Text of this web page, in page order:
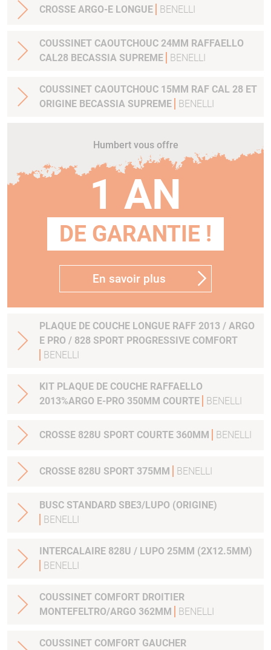
CROSSE ARGO-E LONGUE BENELLI
COUSSINET CAOUTCHOUC 24MM RAFFAELLO
CAL28 BECASSIA SUPREME
BENELLI
COUSSINET CAOUTCHOUC 15MM RAF CAL 28 ET
ORIGINE BECASSIA SUPREME
BENELLI
Humbert vous offre
1 AN
DE GARANTIE !
En savoir plus
PLAQUE DE COUCHE LONGUE RAFF 2013 / ARGO
E PRO / 828 SPORT PROGRESSIVE COMFORT
BENELLI
KIT PLAQUE DE COUCHE RAFFAELLO
2013%ARGO E-PRO 350MM COURTE
BENELLI
CROSSE 828U SPORT COURTE 360MM BENELLI
CROSSE 828U SPORT 375MM BENELLI
BUSC STANDARD SBE3/LUPO (ORIGINE)
BENELLI
INTERCALAIRE 828U / LUPO 25MM (2X12.5MM)
BENELLI
COUSSINET COMFORT DROITIER
MONTEFELTRO/ARGO 362MM
BENELLI
COUSSINET COMFORT GAUCHER